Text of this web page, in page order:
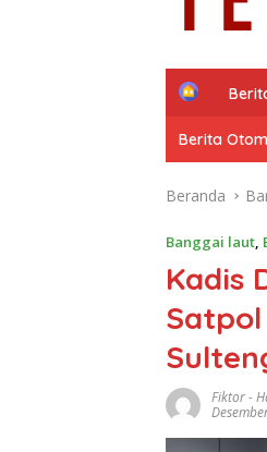
H
m
e
Berita
Beranda
Banggai laut,
Kadis
Satpol
Fiktor-